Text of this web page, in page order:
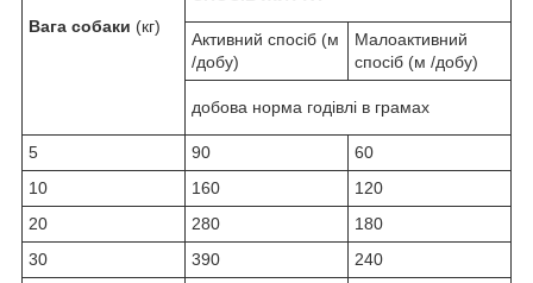
Вага собаки (кг)
Активний спосіб (м
/добу)
Малоактивний
спосіб (м /добу)
добова норма годівлі в грамах
5 90
60
10
160
120
20
280
180
30
390
240